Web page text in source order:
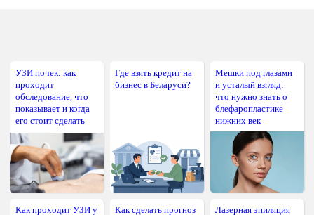
var num = inNum value;
				newstr
= num.replace(point, ","
split(",")
				outNum
[0]=outNum substr , outNum
				inNum
.value = outNum join(","
УЗИ почек: как
проходит
обследование, что
показывает и когда
его стоит сделать
Где взять кредит на
бизнес в Беларуси?
Мешки под глазами
и усталый взгляд:
что нужно знать о
блефаропластике
нижних век
Как проходит УЗИ у
Как сделать прогноз
Лазерная эпиляция